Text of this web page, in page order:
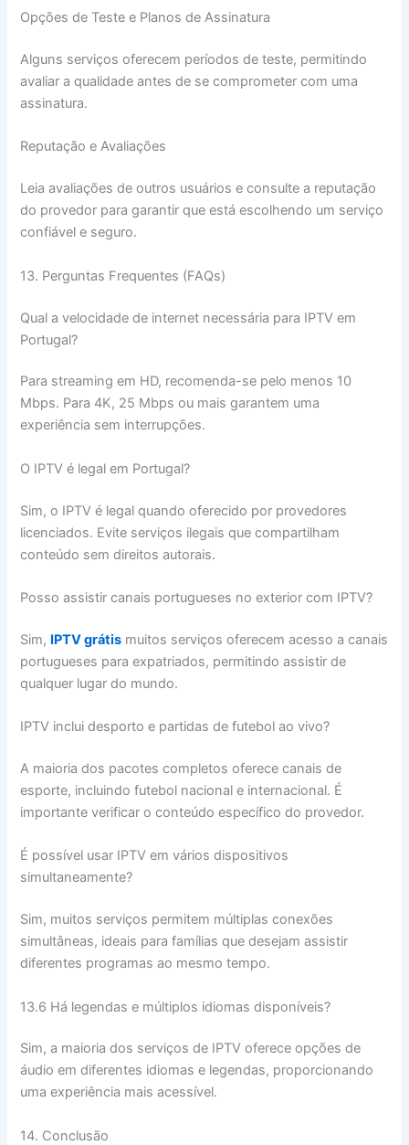
Opções de Teste e Planos de Assinatura
Alguns serviços oferecem períodos de teste, permitindo
avaliar a qualidade antes de se comprometer com uma
assinatura.
Reputação e Avaliações
Leia avaliações de outros usuários e consulte a reputação
do provedor para garantir que está escolhendo um serviço
confiável e seguro.
13. Perguntas Frequentes (FAQs)
Qual a velocidade de internet necessária para IPTV em
Portugal?
Para streaming em HD, recomenda-se pelo menos 10
Mbps. Para 4K, 25 Mbps ou mais garantem uma
experiência sem interrupções.
O IPTV é legal em Portugal?
Sim, o IPTV é legal quando oferecido por provedores
licenciados. Evite serviços ilegais que compartilham
conteúdo sem direitos autorais.
Posso assistir canais portugueses no exterior com IPTV?
Sim, IPTV grátis muitos serviços oferecem acesso a canais
portugueses para expatriados, permitindo assistir de
qualquer lugar do mundo.
IPTV inclui desporto e partidas de futebol ao vivo?
A maioria dos pacotes completos oferece canais de
esporte, incluindo futebol nacional e internacional. É
importante verificar o conteúdo específico do provedor.
É possível usar IPTV em vários dispositivos
simultaneamente?
Sim, muitos serviços permitem múltiplas conexões
simultâneas, ideais para famílias que desejam assistir
diferentes programas ao mesmo tempo.
13.6 Há legendas e múltiplos idiomas disponíveis?
Sim, a maioria dos serviços de IPTV oferece opções de
áudio em diferentes idiomas e legendas, proporcionando
uma experiência mais acessível.
14. Conclusão